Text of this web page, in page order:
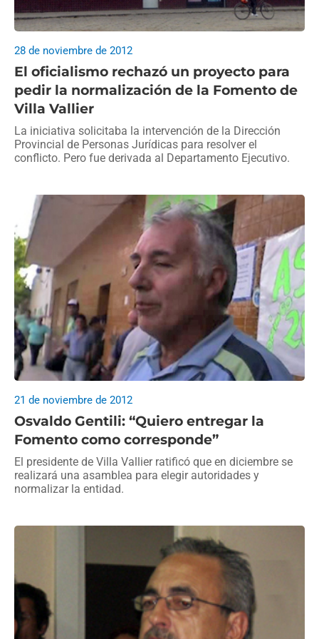
El oficialismo rechazó un proyecto para
pedir la normalización de la Fomento de
Villa Vallier
28 de noviembre de 2012
La iniciativa solicitaba la intervención de la Dirección
Provincial de Personas Jurídicas para resolver el
conflicto. Pero fue derivada al Departamento Ejecutivo.
Osvaldo Gentili: “Quiero entregar la
Fomento como corresponde”
21 de noviembre de 2012
El presidente de Villa Vallier ratificó que en diciembre se
realizará una asamblea para elegir autoridades y
normalizar la entidad.